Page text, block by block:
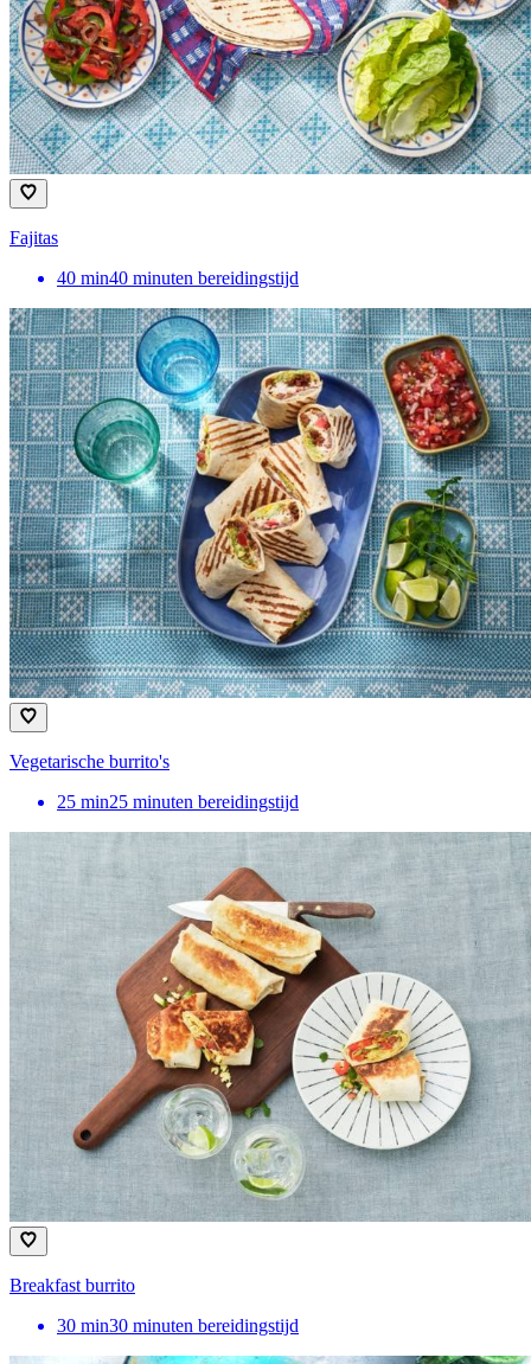
Fajitas
40 min40 minuten bereidingstijd
Vegetarische burrito's
25 min25 minuten bereidingstijd
Breakfast burrito
30 min30 minuten bereidingstijd